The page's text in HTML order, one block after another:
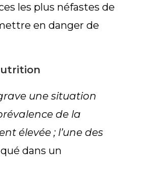
les plus néfastes de
en danger de
une situation
de la
élevée ; l’une des
dans un